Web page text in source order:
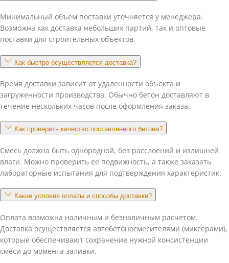
Минимальный объем поставки уточняется у менеджера.
Возможна как доставка небольших партий, так и оптовые
поставки для строительных объектов.
Как быстро осуществляется доставка?
Время доставки зависит от удаленности объекта и
загруженности производства. Обычно бетон доставляют в
течение нескольких часов после оформления заказа.
Как проверить качество поставленного бетона?
Смесь должна быть однородной, без расслоений и излишней
влаги. Можно проверить ее подвижность, а также заказать
лабораторные испытания для подтверждения характеристик.
Какие условия оплаты и способы доставки?
Оплата возможна наличным и безналичным расчетом.
Доставка осуществляется автобетоносмесителями (миксерами),
которые обеспечивают сохранение нужной консистенции
смеси до момента заливки.